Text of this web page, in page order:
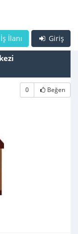
Giriş
İlanı
0 Beğen